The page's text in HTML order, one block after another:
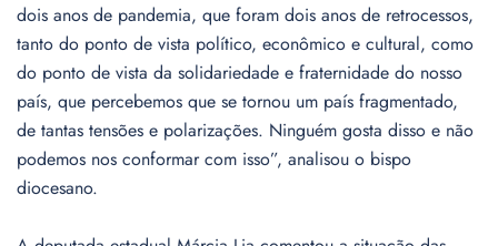
dois anos de pandemia, que foram dois anos de retrocessos,
tanto do ponto de vista político, econômico e cultural, como
do ponto de vista da solidariedade e fraternidade do nosso
país, que percebemos que se tornou um país fragmentado,
de tantas tensões e polarizações. Ninguém gosta disso e não
podemos nos conformar com isso”, analisou o bispo
diocesano.